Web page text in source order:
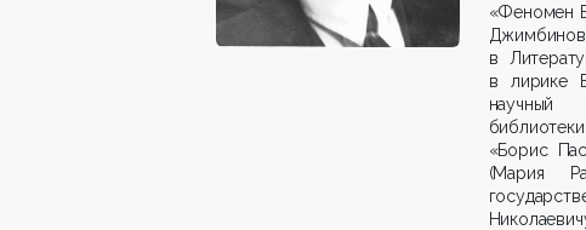
«Феномен
в
в лирике
научный
«Борис
(Мария